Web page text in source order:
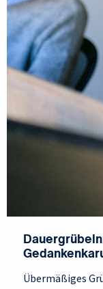
Übermäßiges